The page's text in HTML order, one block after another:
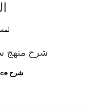
شرح منهج
شرح Science أولى إعدادي